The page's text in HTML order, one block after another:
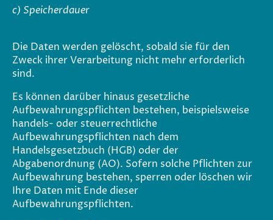
c) Speicherdauer
Die Daten werden gelöscht, sobald sie für den
Zweck ihrer Verarbeitung nicht mehr erforderlich
sind.
Es können darüber hinaus gesetzliche
Aufbewahrungspflichten bestehen, beispielsweise
handels- oder steuerrechtliche
Aufbewahrungspflichten nach dem
Handelsgesetzbuch (HGB) oder der
Abgabenordnung (AO). Sofern solche Pflichten zur
Aufbewahrung bestehen, sperren oder löschen wir
Ihre Daten mit Ende dieser
Aufbewahrungspflichten.